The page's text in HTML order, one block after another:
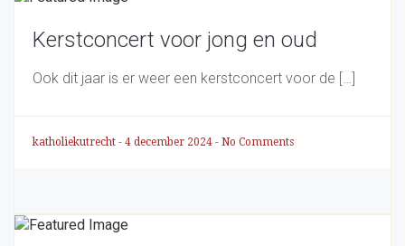
Kerstconcert voor jong en oud
Ook dit jaar is er weer een kerstconcert voor de […]
katholiekutrecht - 4 december 2024 - No Comments